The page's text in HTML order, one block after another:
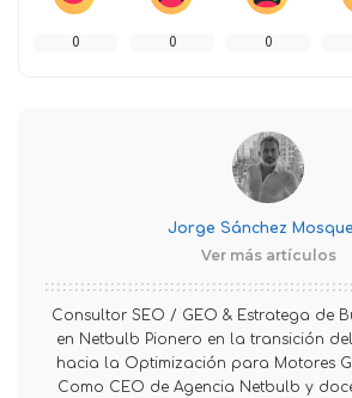
0 0 0
Jorge Sánchez
Ver más artículos
Consultor SEO / GEO & Estratega de
en Netbulb Pionero en la transición
hacia la Optimización para Motores
Como CEO de Agencia Netbulb y